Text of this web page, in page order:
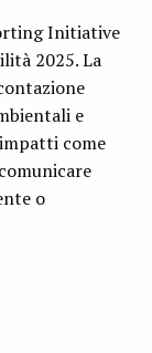
Initiative
2025. La
e
come
o